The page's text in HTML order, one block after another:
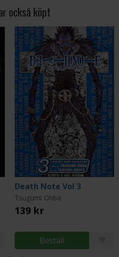
också köpt
Death Note Vol 3
Tsugumi Ohba
139 kr
Beställ